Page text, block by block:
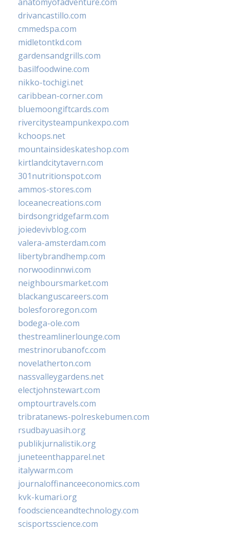
drivancastillo.com
cmmedspa.com
midletontkd.com
gardensandgrills.com
basilfoodwine.com
nikko-tochigi.net
caribbean-corner.com
bluemoongiftcards.com
rivercitysteampunkexpo.com
kchoops.net
mountainsideskateshop.com
kirtlandcitytavern.com
301nutritionspot.com
ammos-stores.com
loceanecreations.com
birdsongridgefarm.com
joiedevivblog.com
valera-amsterdam.com
libertybrandhemp.com
norwoodinnwi.com
neighboursmarket.com
blackanguscareers.com
bolesfororegon.com
bodega-ole.com
thestreamlinerlounge.com
mestrinorubanofc.com
novelatherton.com
nassvalleygardens.net
electjohnstewart.com
omptourtravels.com
tribratanews-polreskebumen.com
rsudbayuasih.org
publikjurnalistik.org
juneteenthapparel.net
italywarm.com
journaloffinanceeconomics.com
kvk-kumari.org
foodscienceandtechnology.com
scisportsscience.com